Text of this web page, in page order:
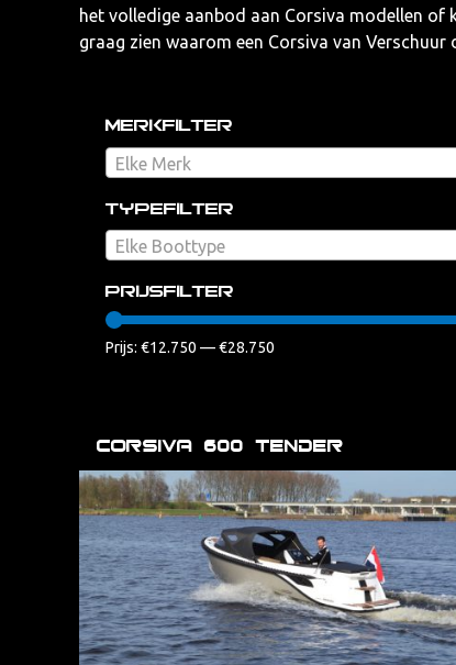
het volledige aanbod aan Corsiva modellen of
graag zien waarom een Corsiva van
Merkfilter
Elke Merk
Typefilter
Elke Boottype
Prijsfilter
Prijs: €12.750 —€28.750
Corsiva 600 tender